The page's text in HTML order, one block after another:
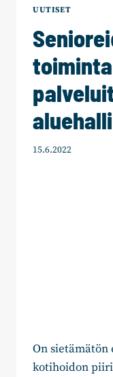
UUTISET
15.6.2022
On sietämätön
kotihoidon